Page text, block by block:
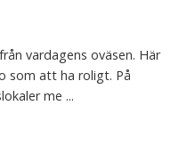
vardagens oväsen. Här
som att ha roligt. På
me ...